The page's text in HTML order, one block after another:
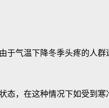
气温下降冬季头疼的人群
，在这种情况下如受到寒